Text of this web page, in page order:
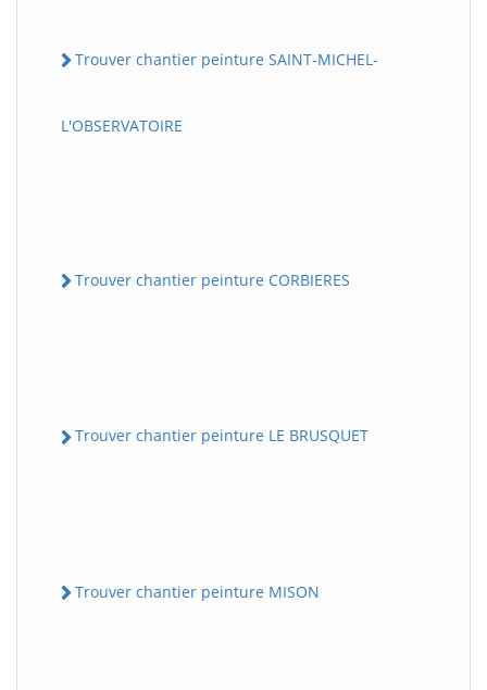
Trouver chantier peinture SAINT-MICHEL-
L'OBSERVATOIRE
Trouver chantier peinture CORBIERES
Trouver chantier peinture LE BRUSQUET
Trouver chantier peinture MISON